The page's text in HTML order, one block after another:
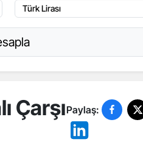
ÇarşıPaylaş: